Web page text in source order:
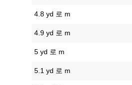
4.8 yd 로 m
4.9 yd 로 m
5 yd 로 m
5.1 yd 로 m